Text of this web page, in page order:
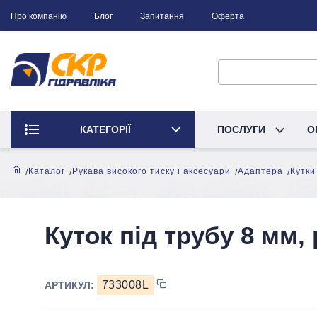
Про компанію Блог Запитання Оферта
КАТЕГОРІЇ ПОСЛУГИ
Каталог Рукава високого тиску і аксесуари Адаптера
Куток під трубу 8 мм,
АРТИКУЛ: 733008L